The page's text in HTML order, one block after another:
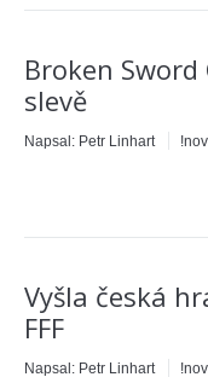
Broken Sword
slevě
Napsal: Petr Linhart
Vyšla česká
FFF
Napsal: Petr Linhart